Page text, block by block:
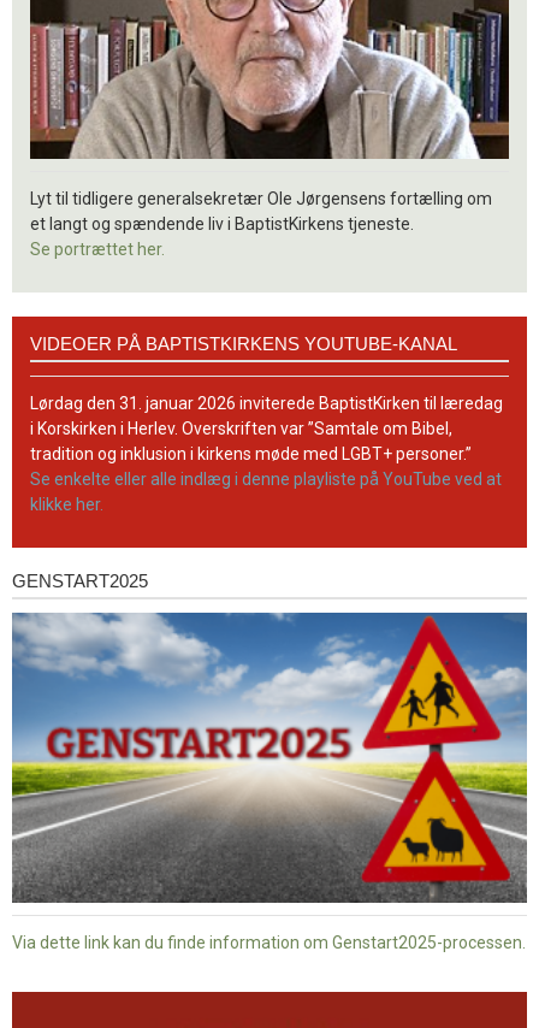
Lyt til tidligere generalsekretær Ole Jørgensens fortælling om
et langt og spændende liv i BaptistKirkens tjeneste.
Se portrættet her.
BaptistKirkens
YouTube-
kanal
VIDEOER PÅ BAPTISTKIRKENS YOUTUBE-KANAL
Lørdag den 31. januar 2026 inviterede BaptistKirken til læredag
i Korskirken i Herlev. Overskriften var ”Samtale om Bibel,
tradition og inklusion i kirkens møde med LGBT+ personer.”
Se enkelte eller alle indlæg i denne playliste på YouTube ved at
klikke her.
Genstart2025
GENSTART2025
Via dette link kan du finde information om Genstart2025-processen.